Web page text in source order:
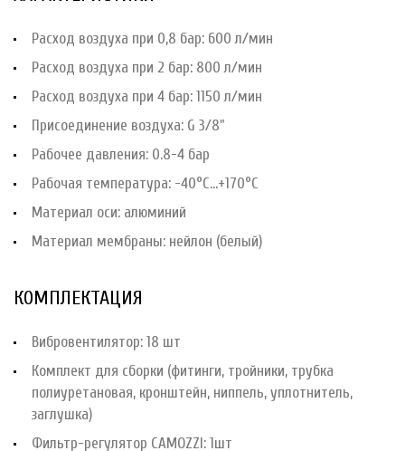
Расход воздуха при 0,8 бар: 600 л/мин
Расход воздуха при 2 бар: 800 л/мин
Расход воздуха при 4 бар: 1150 л/мин
Присоединение воздуха: G 3/8"
Рабочее давления: 0.8-4 бар
Рабочая температура: -40°С...+170°С
Материал оси: алюминий
Материал мембраны: нейлон (белый)
КОМПЛЕКТАЦИЯ
Вибровентилятор: 18 шт
Комплект для сборки (фитинги, тройники, трубка
полиуретановая, кронштейн, ниппель, уплотнитель,
заглушка)
Фильтр-регулятор CAMOZZI: 1шт